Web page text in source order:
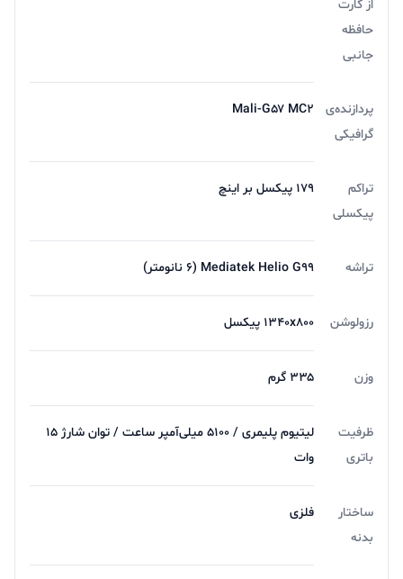
از کارت
حافظه
جانبی
پردازنده‌ی
گرافیکی
Mali-G۵۷ MC۲
تراکم
پیکسلی
۱۷۹ پیکسل بر اینچ
تراشه Mediatek Helio G۹۹ (۶ نانومتر)
رزولوشن ۱۳۴۰x۸۰۰ پیکسل
وزن ۳۳۵ گرم
ظرفیت
باتری
لیتیوم پلیمری / ۵۱۰۰ میلی‌آمپر ساعت / توان شارژ ۱۵
وات
ساختار
بدنه
فلزی